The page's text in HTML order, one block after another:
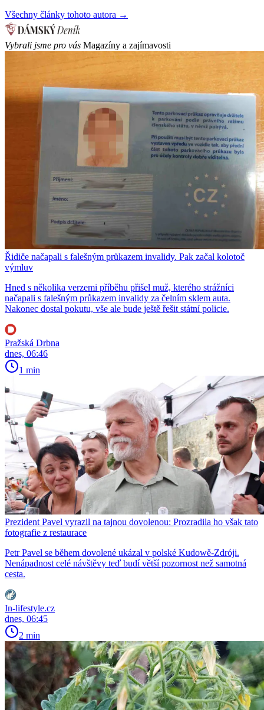
Všechny články tohoto autora →
Vybrali jsme pro vás Magazíny a zajímavosti
Řidiče načapali s falešným průkazem invalidy. Pak začal kolotoč
výmluv
Hned s několika verzemi příběhu přišel muž, kterého strážníci
načapali s falešným průkazem invalidy za čelním sklem auta.
Nakonec dostal pokutu, vše ale bude ještě řešit státní policie.
Pražská Drbna
dnes, 06:46
1 min
Prezident Pavel vyrazil na tajnou dovolenou: Prozradila ho však tato
fotografie z restaurace
Petr Pavel se během dovolené ukázal v polské Kudowě-Zdróji.
Nenápadnost celé návštěvy teď budí větší pozornost než samotná
cesta.
In-lifestyle.cz
dnes, 06:45
2 min